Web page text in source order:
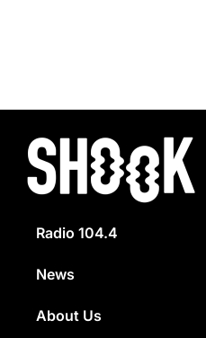
Radio 104.4
News
About Us